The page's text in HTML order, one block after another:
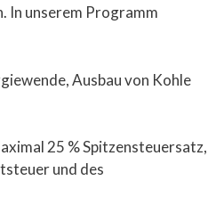
In unserem Programm
Ausbau von Kohle
25 % Spitzensteuersatz,
und des